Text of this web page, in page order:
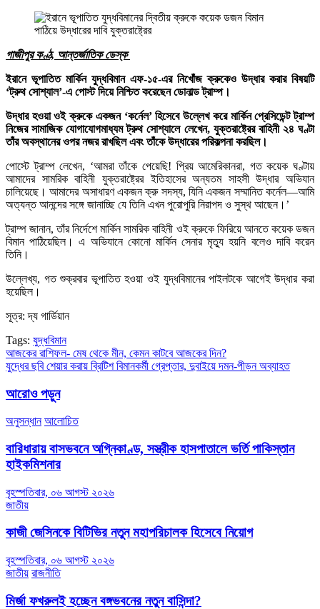
গাজীপুর কণ্ঠ, আন্তর্জাতিক ডেস্ক
ইরানে ভূপাতিত মার্কিন যুদ্ধবিমান এফ-১৫-এর নিখোঁজ ক্রুকেও উদ্ধার করার বিষয়টি
‘ট্রুথ সোশ্যাল’-এ পোস্ট দিয়ে নিশ্চিত করেছেন ডোনাল্ড ট্রাম্প।
উদ্ধার হওয়া ওই ক্রুকে একজন ‘কর্নেল’ হিসেবে উল্লেখ করে মার্কিন প্রেসিডেন্ট ট্রাম্প
নিজের সামাজিক যোগাযোগমাধ্যম ট্রুথ সোশ্যালে লেখেন, যুক্তরাষ্ট্রের বাহিনী ২৪ ঘণ্টা
তাঁর অবস্থানের ওপর নজর রাখছিল এবং তাঁকে উদ্ধারের পরিকল্পনা করছিল।
পোস্টে ট্রাম্প লেখেন, ‘আমরা তাঁকে পেয়েছি! প্রিয় আমেরিকানরা, গত কয়েক ঘণ্টায়
আমাদের সামরিক বাহিনী যুক্তরাষ্ট্রের ইতিহাসের অন্যতম সাহসী উদ্ধার অভিযান
চালিয়েছে। আমাদের অসাধারণ একজন ক্রু সদস্য, যিনি একজন সম্মানিত কর্নেল—আমি
অত্যন্ত আনন্দের সঙ্গে জানাচ্ছি যে তিনি এখন পুরোপুরি নিরাপদ ও সুস্থ আছেন।’
ট্রাম্প জানান, তাঁর নির্দেশে মার্কিন সামরিক বাহিনী ওই ক্রুকে ফিরিয়ে আনতে কয়েক ডজন
বিমান পাঠিয়েছিল। এ অভিযানে কোনো মার্কিন সেনার মৃত্যু হয়নি বলেও দাবি করেন
তিনি।
উল্লেখ্য, গত শুক্রবার ভূপাতিত হওয়া ওই যুদ্ধবিমানের পাইলটকে আগেই উদ্ধার করা
হয়েছিল।
সূত্র: দ্য গার্ডিয়ান
Tags: যুদ্ধবিমান
Post
navigation
আজকের রাশিফল- মেষ থেকে মীন, কেমন কাটবে আজকের দিন?
যুদ্ধের ছবি শেয়ার করায় ব্রিটিশ বিমানকর্মী গ্রেপ্তার, দুবাইয়ে দমন-পীড়ন অব্যাহত
আরোও পড়ুন
অনুসন্ধান আলোচিত
বারিধারায় বাসভবনে অগ্নিকাণ্ড, সস্ত্রীক হাসপাতালে ভর্তি পাকিস্তান
হাইকমিশনার
বৃহস্পতিবার, ০৬ আগস্ট ২০২৬
জাতীয়
কাজী জেসিনকে বিটিভির নতুন মহাপরিচালক হিসেবে নিয়োগ
বৃহস্পতিবার, ০৬ আগস্ট ২০২৬
জাতীয় রাজনীতি
মির্জা ফখরুলই হচ্ছেন বঙ্গভবনের নতুন বাসিন্দা?